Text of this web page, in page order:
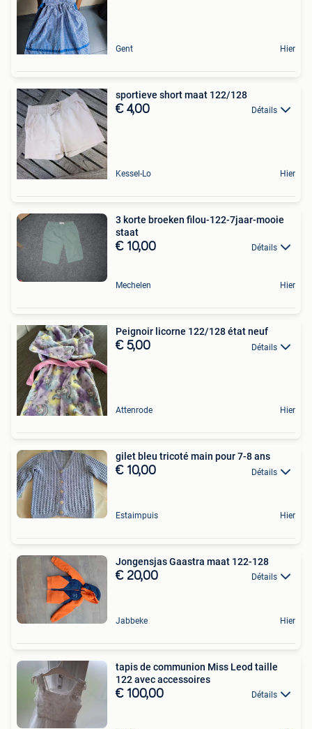
Gent Hier
sportieve short maat 122/128
€ 4,00 Détails
Kessel-Lo Hier
3 korte broeken filou-122-7jaar-mooie
staat
€ 10,00 Détails
Mechelen Hier
Peignoir licorne 122/128 état neuf
€ 5,00 Détails
Attenrode Hier
gilet bleu tricoté main pour 7-8 ans
€ 10,00 Détails
Estaimpuis Hier
Jongensjas Gaastra maat 122-128
€ 20,00 Détails
Jabbeke Hier
tapis de communion Miss Leod taille
122 avec accessoires
€ 100,00 Détails